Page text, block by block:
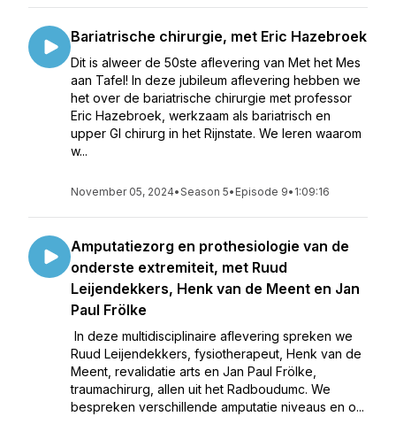
Bariatrische chirurgie, met Eric Hazebroek
Dit is alweer de 50ste aflevering van Met het Mes
aan Tafel! In deze jubileum aflevering hebben we
het over de bariatrische chirurgie met professor
Eric Hazebroek, werkzaam als bariatrisch en
upper GI chirurg in het Rijnstate. We leren waarom
w...
November 05, 2024•Season 5• Episode 9• 1:09:16
Amputatiezorg en prothesiologie van de
onderste extremiteit, met Ruud
Leijendekkers, Henk van de Meent en Jan
Paul Frölke
In deze multidisciplinaire aflevering spreken we
Ruud Leijendekkers, fysiotherapeut, Henk van de
Meent, revalidatie arts en Jan Paul Frölke,
traumachirurg, allen uit het Radboudumc. We
bespreken verschillende amputatie niveaus en o...